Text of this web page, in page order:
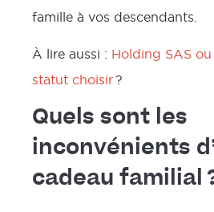
famille à vos descendants.
À lire aussi : Holding SAS
statut choisir?
Quels sont les
inconvénients
cadeau familial